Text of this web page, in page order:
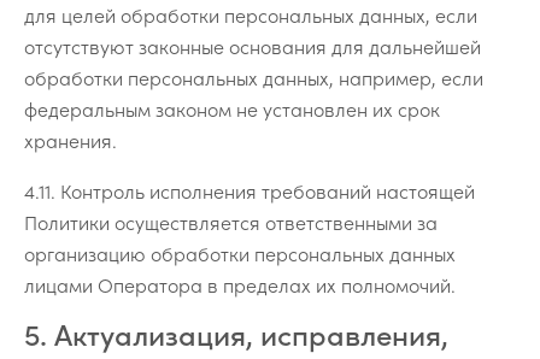
для целей обработки персональных данных, если
отсутствуют законные основания для дальнейшей
обработки персональных данных, например, если
федеральным законом не установлен их срок
хранения.
4.11. Контроль исполнения требований настоящей
Политики осуществляется ответственными за
организацию обработки персональных данных
лицами Оператора в пределах их полномочий.
5. Актуализация, исправления,